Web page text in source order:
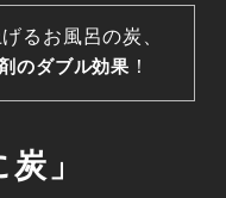
るお風呂の炭、
のダブル効果 ！
」